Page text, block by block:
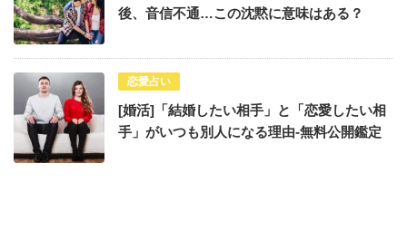
後、音信不通…この沈黙に意味はある？
恋愛占い
[婚活]「結婚したい相手」と「恋愛したい相
手」がいつも別人になる理由-無料公開鑑定